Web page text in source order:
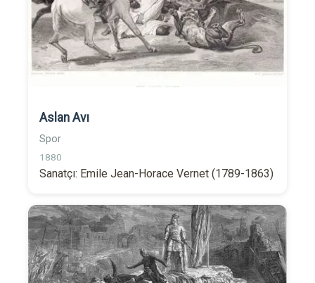
Aslan Avı
Spor
1880
Sanatçı: Emile Jean-Horace Vernet (1789-1863)